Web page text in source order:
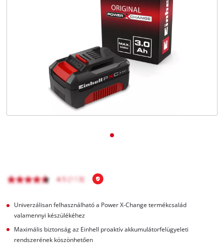
Univerzálisan felhasználható a Power X-Change termékcsalád
valamennyi készülékéhez
Maximális biztonság az Einhell proaktív akkumulátorfelügyeleti
rendszerének köszönhetően